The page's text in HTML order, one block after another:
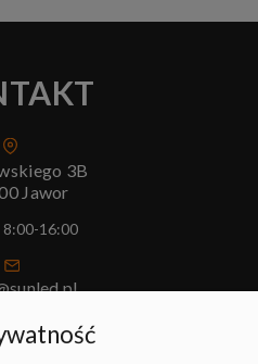
3B
Jawor
8:00-16:00
690 128 561